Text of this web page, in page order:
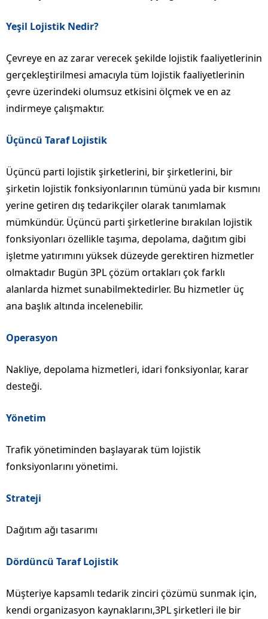
Yeşil Lojistik Nedir?
Çevreye en az zarar verecek şekilde lojistik faaliyetlerinin
gerçekleştirilmesi amacıyla tüm lojistik faaliyetlerinin
çevre üzerindeki olumsuz etkisini ölçmek ve en az
indirmeye çalışmaktır.
Üçüncü Taraf Lojistik
Üçüncü parti lojistik şirketlerini, bir şirketlerini, bir
şirketin lojistik fonksiyonlarının tümünü yada bir kısmını
yerine getiren dış tedarikçiler olarak tanımlamak
mümkündür. Üçüncü parti şirketlerine bırakılan lojistik
fonksiyonları özellikle taşıma, depolama, dağıtım gibi
işletme yatırımını yüksek düzeyde gerektiren hizmetler
olmaktadır Bugün 3PL çözüm ortakları çok farklı
alanlarda hizmet sunabilmektedirler. Bu hizmetler üç
ana başlık altında incelenebilir.
Operasyon
Nakliye, depolama hizmetleri, idari fonksiyonlar, karar
desteği.
Yönetim
Trafik yönetiminden başlayarak tüm lojistik
fonksiyonlarını yönetimi.
Strateji
Dağıtım ağı tasarımı
Dördüncü Taraf Lojistik
Müşteriye kapsamlı tedarik zinciri çözümü sunmak için,
kendi organizasyon kaynaklarını,3PL şirketleri ile bir